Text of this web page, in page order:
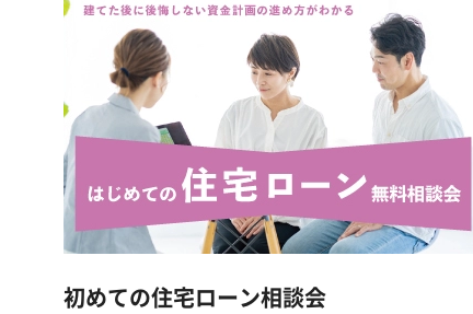
初めての住宅ローン相談会